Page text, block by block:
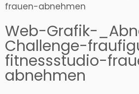
frauen-abnehmen
Web-Grafik-
Challenge-
fitnessstudio-
abnehmen